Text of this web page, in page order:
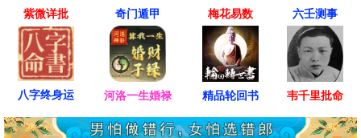
紫微详批 奇门遁甲 梅花易数 六壬测事
八字终身运 河洛一生婚禄 精品轮回书 韦千里批命